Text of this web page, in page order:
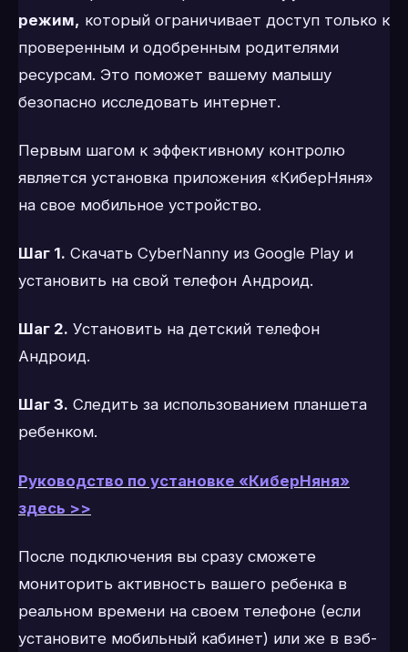
режим, который ограничивает доступ только к
проверенным и одобренным родителями
ресурсам. Это поможет вашему малышу
безопасно исследовать интернет.
Первым шагом к эффективному контролю
является установка приложения «КиберНяня»
на свое мобильное устройство.
Шаг 1. Скачать CyberNanny из Google Play и
установить на свой телефон Андроид.
Шаг 2. Установить на детский телефон
Андроид.
Шаг 3. Следить за использованием планшета
ребенком.
Руководство по установке «КиберНяня»
здесь >>
После подключения вы сразу сможете
мониторить активность вашего ребенка в
реальном времени на своем телефоне (если
установите мобильный кабинет) или же в вэб-